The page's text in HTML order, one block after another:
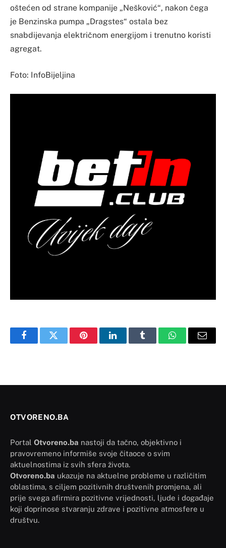
oštećen od strane kompanije „Nešković“, nakon čega
je Benzinska pumpa „Dragstes“ ostala bez
snabdijevanja električnom energijom i trenutno koristi
agregat.
Foto: InfoBijeljina
FacebookTwitter PinterestLinkedInTumblr WhatsAppEmail
OTVORENO.BA
Portal Otvoreno.ba nastoji da tačno, objektivno i
pravovremeno informiše svoje čitaoce o svim
aktuelnostima iz svih sfera života.
Otvoreno.ba ukazuje na aktuelne probleme u različitim
oblastima, s ciljem pozitivnih društvenih promjena, ali
prije svega afirmira pozitivne vrijednosti, ljude i događaje
koji doprinose stvaranju zdrave i pozitivne atmosfere u
društvu.